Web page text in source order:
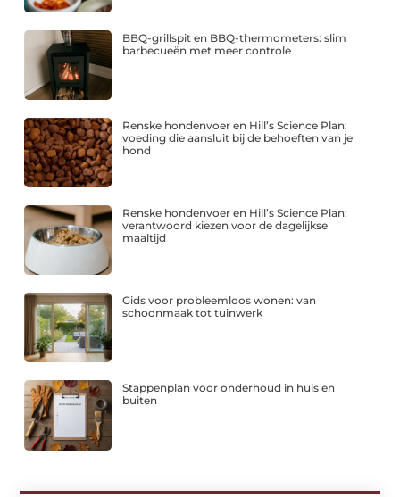
BBQ-grillspit en BBQ-thermometers: slim
barbecueën met meer controle
Renske hondenvoer en Hill’s Science Plan:
voeding die aansluit bij de behoeften van je
hond
Renske hondenvoer en Hill’s Science Plan:
verantwoord kiezen voor de dagelijkse
maaltijd
Gids voor probleemloos wonen: van
schoonmaak tot tuinwerk
Stappenplan voor onderhoud in huis en
buiten